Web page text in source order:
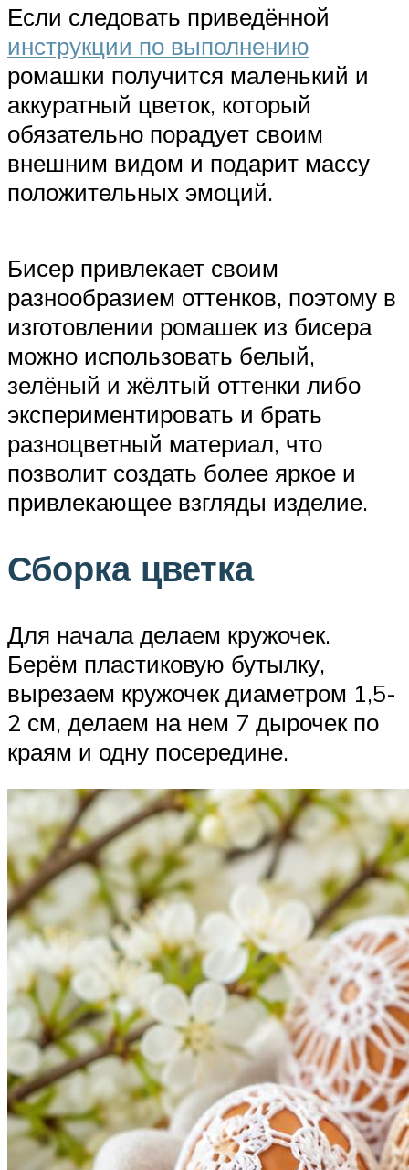
Если следовать приведённой
инструкции по выполнению
ромашки получится маленький и
аккуратный цветок, который
обязательно порадует своим
внешним видом и подарит массу
положительных эмоций.
Бисер привлекает своим
разнообразием оттенков, поэтому в
изготовлении ромашек из бисера
можно использовать белый,
зелёный и жёлтый оттенки либо
экспериментировать и брать
разноцветный материал, что
позволит создать более яркое и
привлекающее взгляды изделие.
Сборка цветка
Для начала делаем кружочек.
Берём пластиковую бутылку,
вырезаем кружочек диаметром 1,5-
2 см, делаем на нем 7 дырочек по
краям и одну посередине.